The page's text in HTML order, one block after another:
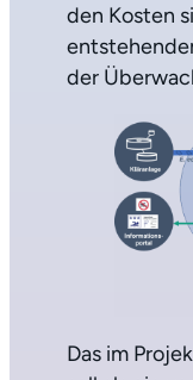
den Kosten
der
Das im